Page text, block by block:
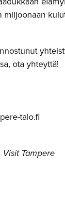
miljoonaan
ota yhteyttä!
talo.fi
Tampere